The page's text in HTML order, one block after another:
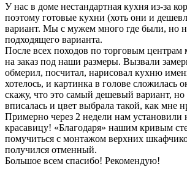
У нас в доме нестандартная кухня из-за
поэтому готовые кухни (хоть они и
вариант. Мы с мужем много где были, но
подходящего варианта.
После всех походов по торговым
на заказ под наши размеры. Вызвали
обмерил, посчитал, нарисовал кухню
хотелось, и картинка в голове сложилась
скажу, что это самый дешевый вариант, но
вписалась и цвет выбрала такой, как мне
Примерно через 2 недели нам
красавицу! «Благодаря» нашим кривым
помучиться с монтажом верхних
получился отменный.
Большое всем спасибо! Рекомендую!